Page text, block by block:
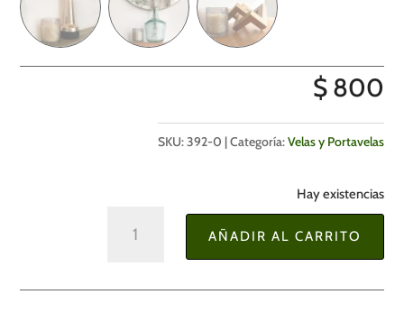
$800
SKU:392-0 Categoría:Velas y Portavelas
Hay existencias
Vidrio
x
AÑADIR AL CARRITO